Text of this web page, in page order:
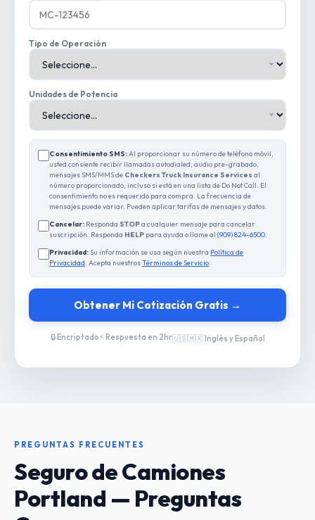
Tipo de Operación
Unidades de Potencia
Consentimiento SMS:Al proporcionar su número de teléfono móvil,
usted consiente recibir llamadas autodialed, audio pre-grabado,
mensajes SMS/MMS de Checkers Truck Insurance Services al
número proporcionado, incluso si está en una lista de Do Not Call. El
consentimiento no es requerido para compra. La frecuencia de
mensajes puede variar. Pueden aplicar tarifas de mensajes y datos.
Cancelar: Responda STOPa cualquier mensaje para cancelar
suscripción. Responda HELP para ayuda o llame al (909) 824-6500.
Privacidad: Su información se usa según nuestra Política de
Privacidad. Acepta nuestrosTérminos de Servicio.
Obtener Mi Cotización Gratis →
🔒 Encriptado⚡ Respuesta en 2hr🇺🇸🇲🇽 Inglés y Español
PREGUNTAS FRECUENTES
Seguro de Camiones
Portland — Preguntas